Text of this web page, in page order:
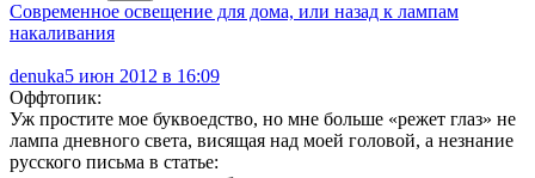
Современное освещение для дома, или назад к лампам
накаливания
denuka5 июн 2012 в 16:09
Оффтопик:
Уж простите мое буквоедство, но мне больше «режет глаз» не
лампа дневного света, висящая над моей головой, а незнание
русского письма в статье: